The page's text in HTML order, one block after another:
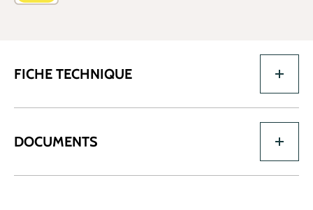
FICHE TECHNIQUE
DOCUMENTS